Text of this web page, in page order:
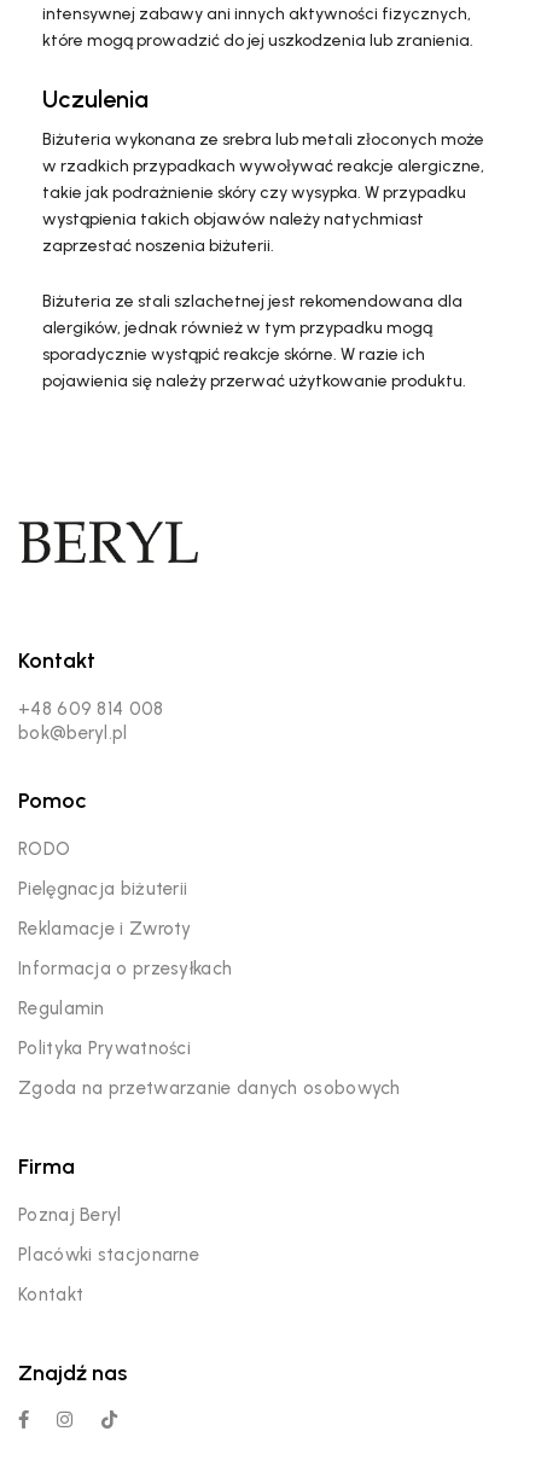
intensywnej zabawy ani innych aktywności fizycznych,
które mogą prowadzić do jej uszkodzenia lub zranienia.
Uczulenia
Biżuteria wykonana ze srebra lub metali złoconych może
w rzadkich przypadkach wywoływać reakcje alergiczne,
takie jak podrażnienie skóry czy wysypka. W przypadku
wystąpienia takich objawów należy natychmiast
zaprzestać noszenia biżuterii.
Biżuteria ze stali szlachetnej jest rekomendowana dla
alergików, jednak również w tym przypadku mogą
sporadycznie wystąpić reakcje skórne. W razie ich
pojawienia się należy przerwać użytkowanie produktu.
Kontakt
+48 609 814 008
bok@beryl.pl
Pomoc
RODO
Pielęgnacja biżuterii
Reklamacje i Zwroty
Informacja o przesyłkach
Regulamin
Polityka Prywatności
Zgoda na przetwarzanie danych osobowych
Firma
Poznaj Beryl
Placówki stacjonarne
Kontakt
Znajdź nas